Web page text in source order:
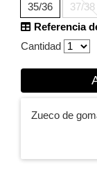
35/36 37/38
Referencia
Cantidad
Zueco de